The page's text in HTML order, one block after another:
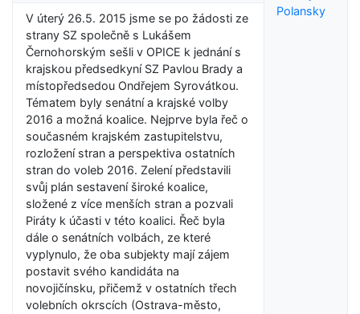
V úterý 26.5. 2015 jsme se po žádosti ze
strany SZ společně s Lukášem
Černohorským sešli v OPICE k jednání s
krajskou předsedkyní SZ Pavlou Brady a
místopředsedou Ondřejem Syrovátkou.
Tématem byly senátní a krajské volby
2016 a možná koalice. Nejprve byla řeč o
současném krajském zastupitelstvu,
rozložení stran a perspektiva ostatních
stran do voleb 2016. Zelení představili
svůj plán sestavení široké koalice,
složené z více menších stran a pozvali
Piráty k účasti v této koalici. Řeč byla
dále o senátních volbách, ze které
vyplynulo, že oba subjekty mají zájem
postavit svého kandidáta na
novojičínsku, přičemž v ostatních třech
volebních okrscích (Ostrava-město,
Polansky